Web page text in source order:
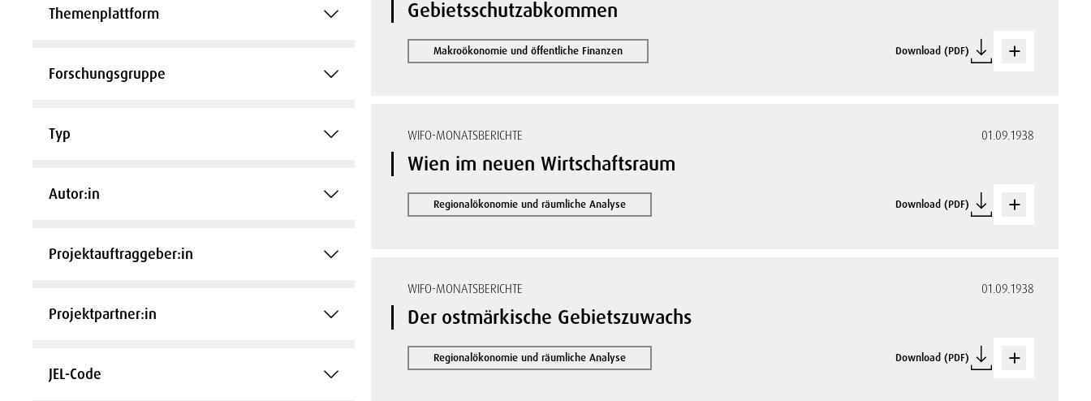
Themenplattform
Forschungsgruppe
Typ
Autor:in
Projektauftraggeber:in
Projektpartner:in
JEL-Code
Gebietsschutzabkommen
Makroökonomie und öffentliche Finanzen Download (PDF)
WIFO-MONATSBERICHTE 01.09.1938
Wien im neuen Wirtschaftsraum
Regionalökonomie und räumliche Analyse Download (PDF)
WIFO-MONATSBERICHTE 01.09.1938
Der ostmärkische Gebietszuwachs
Regionalökonomie und räumliche Analyse Download (PDF)